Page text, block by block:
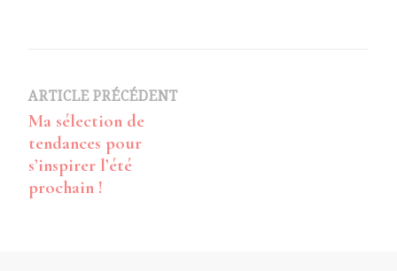
Navigation
d’article
ARTICLE PRÉCÉDENT
Ma sélection de
tendances pour
s’inspirer l’été
prochain !